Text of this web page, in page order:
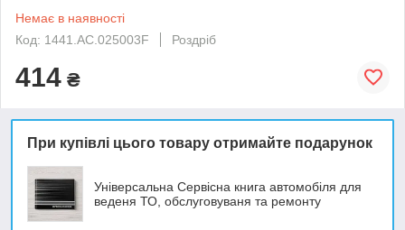
Немає в наявності
Код: 1441.AC.025003F
Роздріб
414 ₴
При купівлі цього товару отримайте подарунок
Універсальна Сервісна книга автомобіля для
веденя ТО, обслуговуваня та ремонту